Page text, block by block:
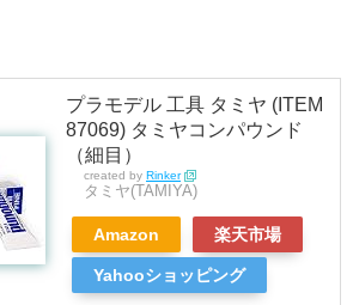
プラモデル 工具 タミヤ (ITEM
87069) タミヤコンパウンド
（細目）
created by Rinker
タミヤ(TAMIYA)
Amazon 楽天市場
Yahooショッピング